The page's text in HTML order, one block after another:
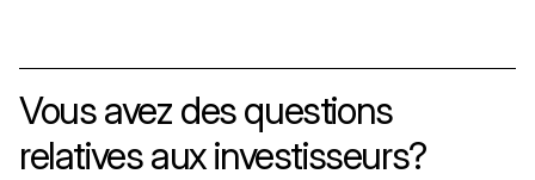
Vous avez des questions
relatives aux investisseurs?